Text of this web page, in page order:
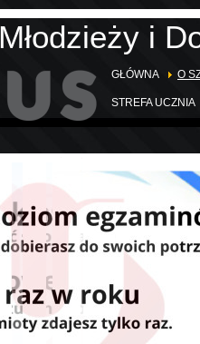
GŁÓWNA O
STREFA UCZNIA
i